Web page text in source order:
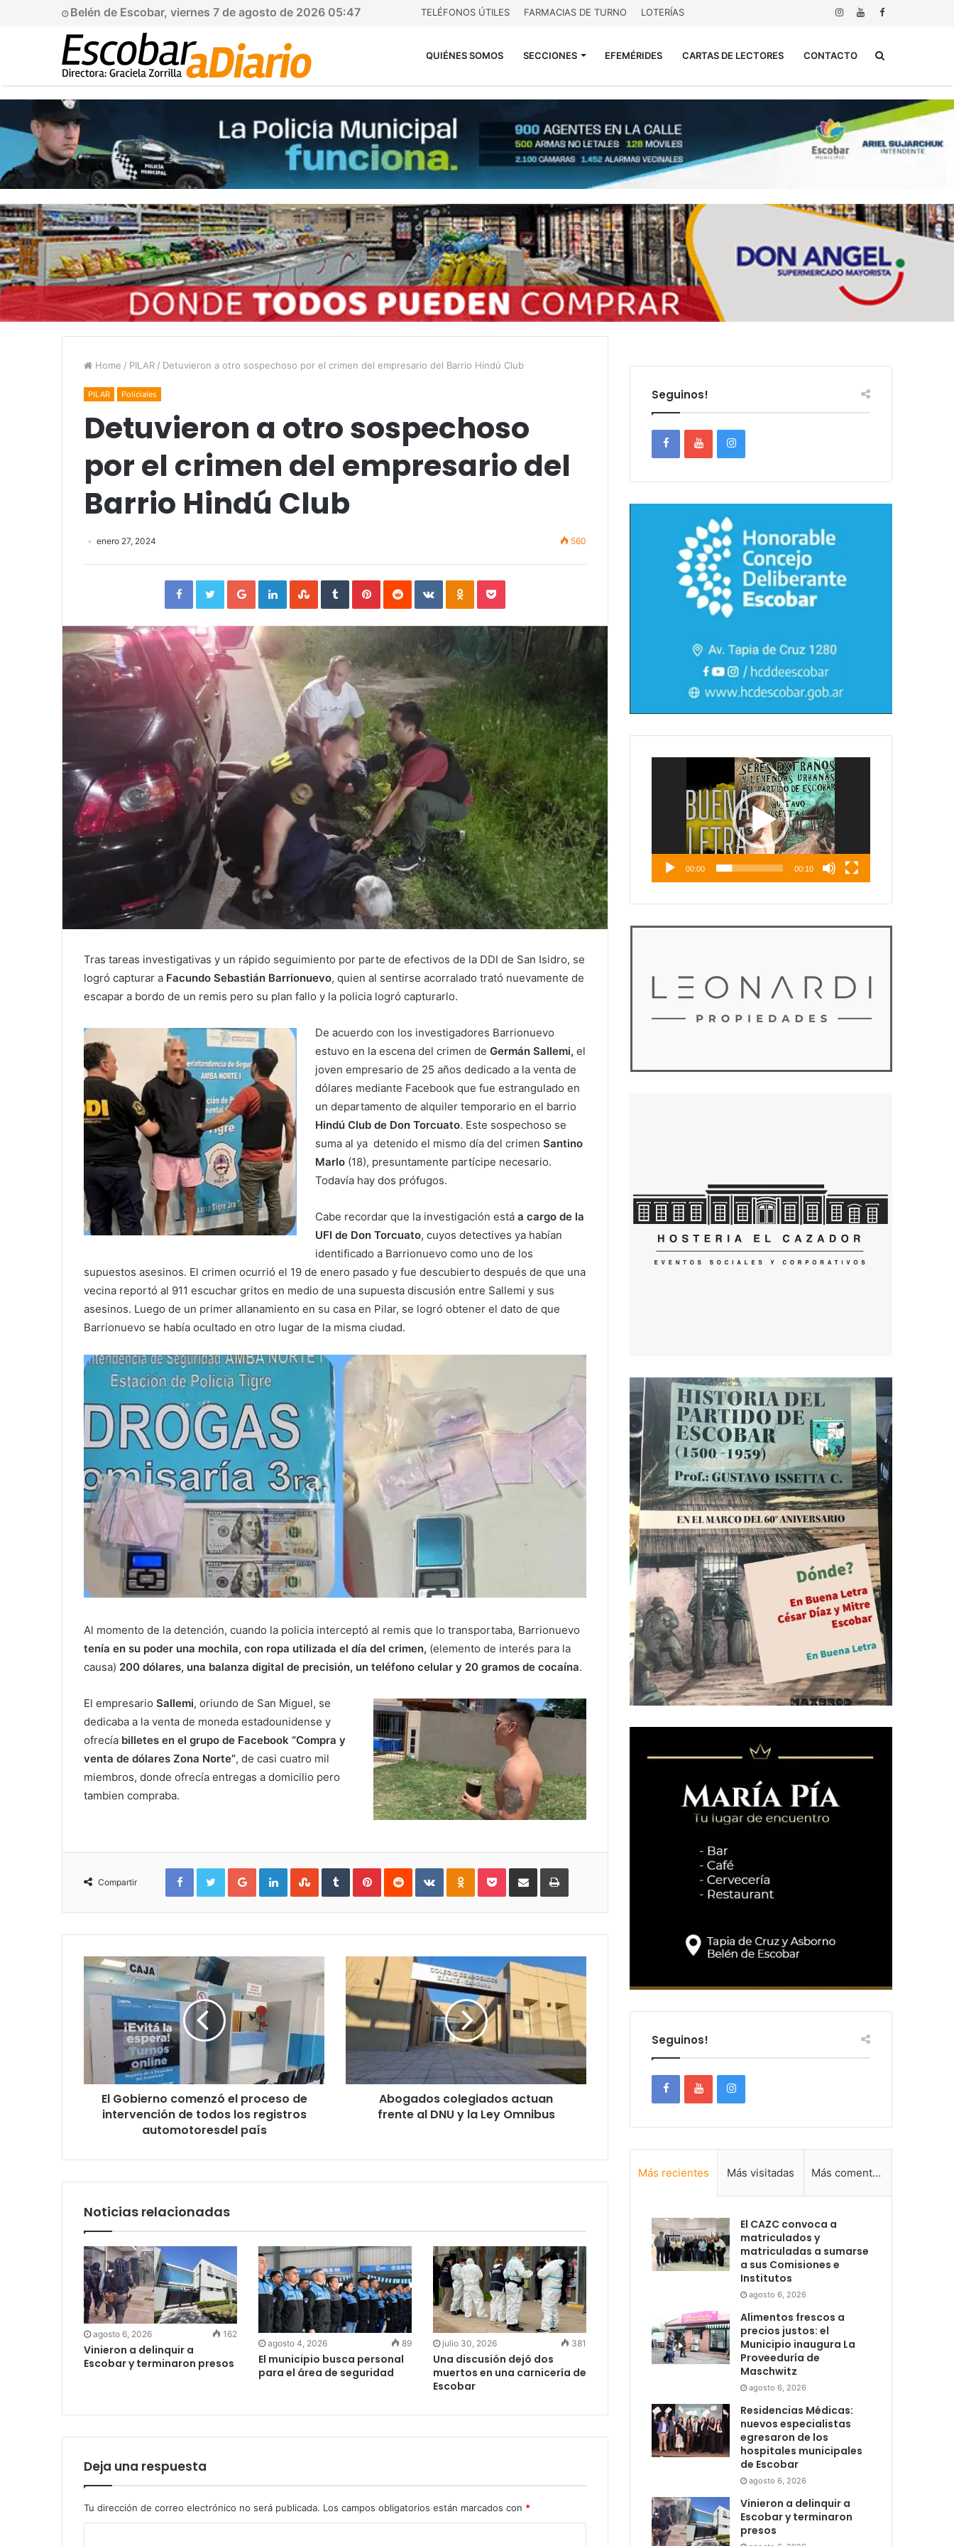
Belén de Escobar, viernes 7 de agosto de 2026 05:47 TELÉFONOS ÚTILES FARMACIAS DE TURNO LOTERÍAS
QUIÉNES SOMOS SECCIONES EFEMÉRIDES CARTAS DE LECTORES CONTACTO
Home / PILAR / Detuvieron a otro sospechoso por el crimen del empresario del Barrio Hindú Club
PILAR Policiales
Detuvieron a otro sospechoso
por el crimen del empresario del
Barrio Hindú Club
enero 27, 2024 560
FacebookTwitterGoogle+LinkedInStumbleUpon
TumblrPinterestReddit VKontakteOdnoklassniki
Pocket
Tras tareas investigativas y un rápido seguimiento por parte de efectivos de la DDI de San Isidro, se
logró capturar a Facundo Sebastián Barrionuevo, quien al sentirse acorralado trató nuevamente de
escapar a bordo de un remis pero su plan fallo y la policia logró capturarlo.
De acuerdo con los investigadores Barrionuevo
estuvo en la escena del crimen deGermán Sallemi,el
joven empresario de 25 años dedicado a la venta de
dólares mediante Facebook que fue estrangulado en
un departamento de alquiler temporario en el barrio
Hindú Club de Don Torcuato. Este sospechoso se
suma al ya detenido el mismo día del crimenSantino
Marlo (18), presuntamente partícipe necesario.
Todavía hay dos prófugos.
Cabe recordar que la investigación estáa cargo de la
UFI de Don Torcuato, cuyos detectives ya habían
identificado a Barrionuevo como uno de los
supuestos asesinos. El crimen ocurrió el 19 de enero pasado y fue descubierto después de que una
vecina reportó al 911 escuchar gritos en medio de una supuesta discusión entre Sallemi y sus
asesinos. Luego de un primer allanamiento en su casa en Pilar, se logró obtener el dato de que
Barrionuevo se había ocultado en otro lugar de la misma ciudad.
Al momento de la detención, cuando la policia interceptó al remis que lo transportaba, Barrionuevo
tenía en su poder una mochila, con ropa utilizada el día del crimen, (elemento de interés para la
causa) 200 dólares, una balanza digital de precisión, un teléfono celular y 20 gramos de cocaína.
El empresario Sallemi, oriundo de San Miguel, se
dedicaba a la venta de moneda estadounidense y
ofrecía billetes en el grupo de Facebook “Compra y
venta de dólares Zona Norte”, de casi cuatro mil
miembros, donde ofrecía entregas a domicilio pero
tambien compraba.
Compartir
FacebookTwitterGoogle+LinkedInStumbleUpon
TumblrPinterestReddit VKontakteOdnoklassniki
PocketCompartirImprimir
El Gobierno comenzó el proceso de
intervención de todos los registros
automotoresdel país
Abogados colegiados actuan
frente al DNU y la Ley Omnibus
Noticias relacionadas
agosto 6, 2026 162
Vinieron a delinquir a
Escobar y terminaron presos
agosto 4, 2026 89
El municipio busca personal
para el área de seguridad
julio 30, 2026 381
Una discusión dejó dos
muertos en una carnicería de
Escobar
Deja una respuesta
Tu dirección de correo electrónico no será publicada. Los campos obligatorios están marcados con *
Seguinos!
00:00 00:10
Seguinos!
Más recientes Más visitadas Más comentadas
El CAZC convoca a
matriculados y
matriculadas a sumarse
a sus Comisiones e
Institutos
agosto 6, 2026
Alimentos frescos a
precios justos: el
Municipio inaugura La
Proveeduría de
Maschwitz
agosto 6, 2026
Residencias Médicas:
nuevos especialistas
egresaron de los
hospitales municipales
de Escobar
agosto 6, 2026
Vinieron a delinquir a
Escobar y terminaron
presos